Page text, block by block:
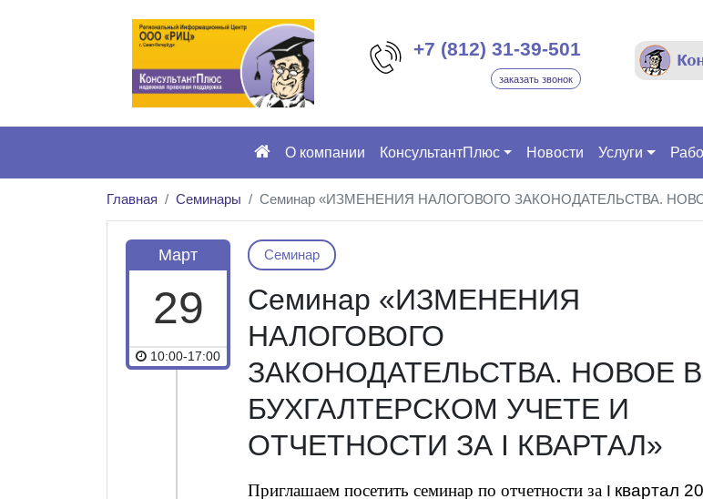
+7 (812) 31-39-501
заказать звонок
О компании КонсультантПлюс Новости Услуги
Главная Семинары Семинар «ИЗМЕНЕНИЯ НАЛОГОВОГО ЗАКОНОДАТЕЛЬСТВА.
Март
29
10:00-17:00
Семинар
Семинар «ИЗМЕНЕНИЯ
НАЛОГОВОГО
ЗАКОНОДАТЕЛЬСТВА. НОВОЕ В
БУХГАЛТЕРСКОМ УЧЕТЕ И
ОТЧЕТНОСТИ ЗА I КВАРТАЛ»
Приглашаем посетить семинар по отчетности за I квартал